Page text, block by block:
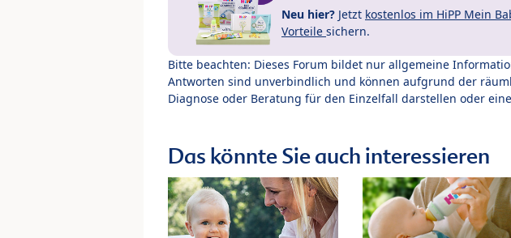
Neu hier? Jetzt kostenlos im HiPP Mein
Vorteile sichern.
Bitte beachten: Dieses Forum bildet nur allgemeine
Antworten sind unverbindlich und können aufgrund der
Diagnose oder Beratung für den Einzelfall darstellen oder
Das könnte Sie auch interessieren